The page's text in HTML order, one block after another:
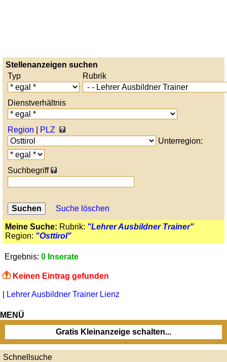
Stellenanzeigen suchen
Typ
Rubrik
Dienstverhältnis
Region
PLZ
Unterregion:
Suchbegriff
Suche löschen
Meine Suche: Rubrik: "Lehrer Ausbildner Trainer"
Region: "Osttirol"
Ergebnis: 0 Inserate
Keinen Eintrag gefunden
Lehrer Ausbildner Trainer Lienz
MENÜ
Gratis Kleinanzeige schalten...
Schnellsuche